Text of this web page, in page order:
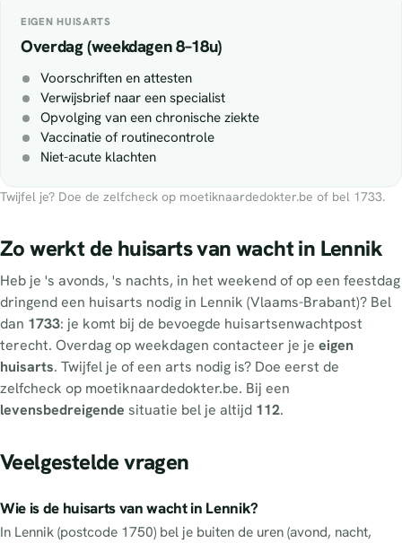
EIGEN HUISARTS
Overdag (weekdagen 8–18u)
Voorschriften en attesten
Verwijsbrief naar een specialist
Opvolging van een chronische ziekte
Vaccinatie of routinecontrole
Niet-acute klachten
Twijfel je? Doe de zelfcheck op moetiknaardedokter.be of bel 1733.
Zo werkt de huisarts van wacht in Lennik
Heb je 's avonds, 's nachts, in het weekend of op een feestdag
dringend een huisarts nodig in Lennik (Vlaams-Brabant)? Bel
dan 1733: je komt bij de bevoegde huisartsenwachtpost
terecht. Overdag op weekdagen contacteer je je eigen
huisarts. Twijfel je of een arts nodig is? Doe eerst de
zelfcheck op moetiknaardedokter.be. Bij een
levensbedreigende situatie bel je altijd 112.
Veelgestelde vragen
Wie is de huisarts van wacht in Lennik?
In Lennik (postcode 1750) bel je buiten de uren (avond, nacht,